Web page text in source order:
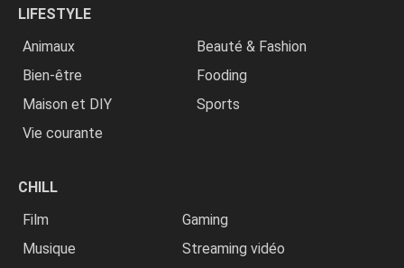
LIFESTYLE
Animaux
Beauté & Fashion
Bien-être
Fooding
Maison et DIY
Sports
Vie courante
CHILL
Film
Gaming
Musique
Streaming vidéo